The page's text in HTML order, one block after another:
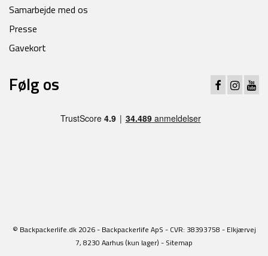
Samarbejde med os
Presse
Gavekort
Følg os
© Backpackerlife.dk 2026 - Backpackerlife ApS - CVR: 38393758 - Elkjærvej
7, 8230 Aarhus (kun lager) - Sitemap